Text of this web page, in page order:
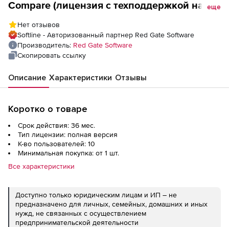
Compare (лицензия с техподдержкой на 3еще
Нет отзывов
Softline - Авторизованный партнер Red Gate Software
Производитель: Red Gate Software
Скопировать ссылку
Описание Характеристики Отзывы
Коротко о товаре
Срок действия: 36 мес.
Тип лицензии: полная версия
К-во пользователей: 10
Минимальная покупка: от 1 шт.
Все характеристики
Доступно только юридическим лицам и ИП – не
предназначено для личных, семейных, домашних и иных
нужд, не связанных с осуществлением
предпринимательской деятельности